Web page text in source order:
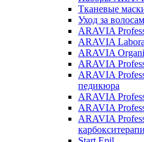
Тканевые
Уход за
ARAVIA
ARAVIA
ARAVIA
ARAVIA
ARAVIA
педикюра
ARAVIA
ARAVIA
ARAVIA